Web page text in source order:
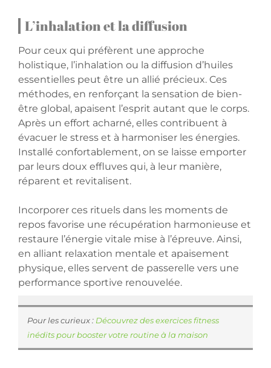
L’inhalation et la diffusion
Pour ceux qui préfèrent une approche
holistique, l’inhalation ou la diffusion d’huiles
essentielles peut être un allié précieux. Ces
méthodes, en renforçant la sensation de bien-
être global, apaisent l’esprit autant que le corps.
Après un effort acharné, elles contribuent à
évacuer le stress et à harmoniser les énergies.
Installé confortablement, on se laisse emporter
par leurs doux effluves qui, à leur manière,
réparent et revitalisent.
Incorporer ces rituels dans les moments de
repos favorise une récupération harmonieuse et
restaure l’énergie vitale mise à l’épreuve. Ainsi,
en alliant relaxation mentale et apaisement
physique, elles servent de passerelle vers une
performance sportive renouvelée.
Pour les curieux : Découvrez des exercices fitness
inédits pour booster votre routine à la maison